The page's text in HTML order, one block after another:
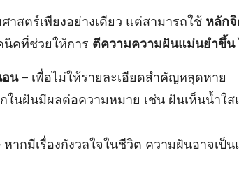
าสตร์เพียงอย่างเดียว แต่สามารถใช้ หลัก
นิคที่ช่วยให้การ ตีความความฝันแม่นยำขึ้น
น– เพื่อไม่ให้รายละเอียดสำคัญหลุดหาย
ในฝันมีผลต่อความหมาย เช่น ฝันเห็นน้ำใส
หากมีเรื่องกังวลใจในชีวิต ความฝันอาจเป็